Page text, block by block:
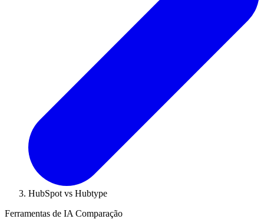
HubSpot vs Hubtype
Ferramentas de IA Comparação